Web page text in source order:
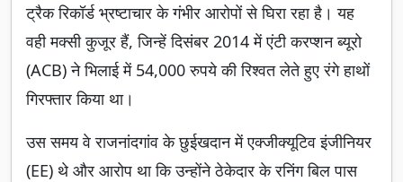
ट्रैक रिकॉर्ड भ्रष्टाचार के गंभीर आरोपों से घिरा रहा है। यह
वही मक्सी कुजूर हैं, जिन्हें दिसंबर 2014 में एंटी करप्शन ब्यूरो
(ACB) ने भिलाई में 54,000 रुपये की रिश्वत लेते हुए रंगे हाथों
गिरफ्तार किया था।
उस समय वे राजनांदगांव के छुईखदान में एक्जीक्यूटिव इंजीनियर
(EE) थे और आरोप था कि उन्होंने ठेकेदार के रनिंग बिल पास